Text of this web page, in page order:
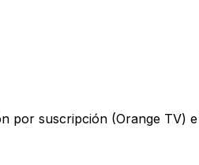
por suscripción (Orange TV)